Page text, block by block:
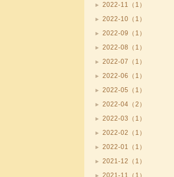
2022-11（1）
2022-10（1）
2022-09（1）
2022-08（1）
2022-07（1）
2022-06（1）
2022-05（1）
2022-04（2）
2022-03（1）
2022-02（1）
2022-01（1）
2021-12（1）
2021-11（1）